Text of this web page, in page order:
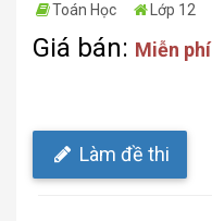
Toán Học
Lớp 12
Giá bán: Miễn phí
Làm đề thi